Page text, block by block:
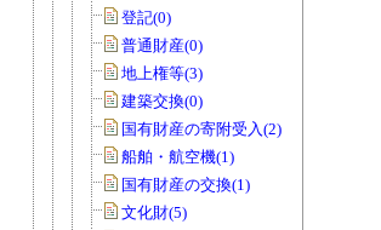
登記(0)
普通財産(0)
地上権等(3)
建築交換(0)
国有財産の寄附受入(2)
船舶・航空機(1)
国有財産の交換(1)
文化財(5)